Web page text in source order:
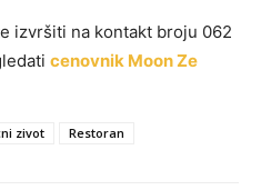
izvršiti na kontakt broju 062
cenovnik Moon Ze
zivot Restoran